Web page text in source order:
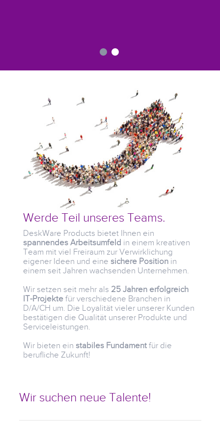
Werde Teil unseres Teams.
DeskWare Products bietet Ihnen ein
spannendes Arbeitsumfeld in einem kreativen
Team mit viel Freiraum zur Verwirklichung
eigener Ideen und eine sichere Positionin
einem seit Jahren wachsenden Unternehmen.
Wir setzen seit mehr als 25 Jahren erfolgreich
IT-Projektefür verschiedene Branchen in
D/A/CH um. Die Loyalität vieler unserer Kunden
bestätigen die Qualität unserer Produkte und
Serviceleistungen.
Wir bieten ein stabiles Fundamentfür die
berufliche Zukunft!
Wir suchen neue Talente!